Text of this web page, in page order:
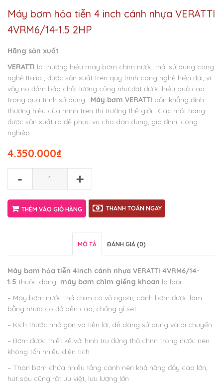
Máy bơm hỏa tiễn 4 inch cánh nhựa VERATTI
4VRM6/14-1.5 2HP
Hãng sản xuất
VERATTI là thương hiệu máy bơm chìm nước thải sử dụng công
nghệ Italia , được sản xuất trên quy trình công nghệ hiện đại, vì
vậy nó đảm bảo chất lượng cũng như đạt được hiệu quả cao
trong quá trình sử dụng. Máy bơm VERATTI dần khẳng định
thương hiệu của mình trên thị trường thế giới . Các mặt hàng
được sản xuất ra để phục vụ cho dân dụng, gia đình, công
nghiệp…
₫
4.350.000
- +
THÊM VÀO GIỎ HÀNG THANH TOÁN NGAY
MÔ TẢ ĐÁNH GIÁ (0)
Máy bơm hỏa tiễn 4inch cánh nhựa VERATTI 4VRM6/14-
1.5 thuộc dòng máy bơm chìm giếng khoan là loại :
– Máy bơm nước thả chìm có vỏ ngoài, cánh bơm được làm
bằng nhựa có độ bền cao, chống gỉ sét
– Kích thước nhỏ gọn và tiện lợi, dễ dàng sử dụng và di chuyển
– Bơm được thiết kế với hình trụ đứng thả chìm trong nước nên
không tốn nhiều diện tích
– Thân bơm chứa nhiều tầng cánh nên khả năng đẩy cao lớn,
hút sâu cũng rất ưu việt, lưu lượng lớn